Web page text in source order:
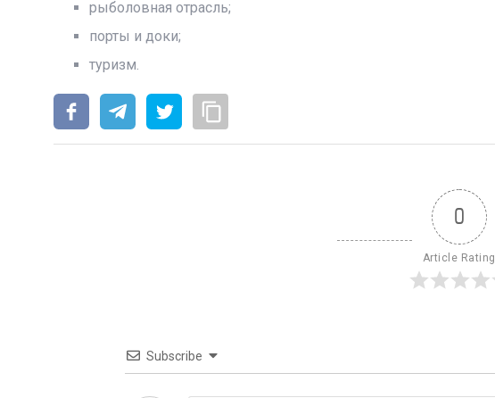
рыболовная отрасль;
порты и доки;
туризм.
0
Article Rating
Subscribe